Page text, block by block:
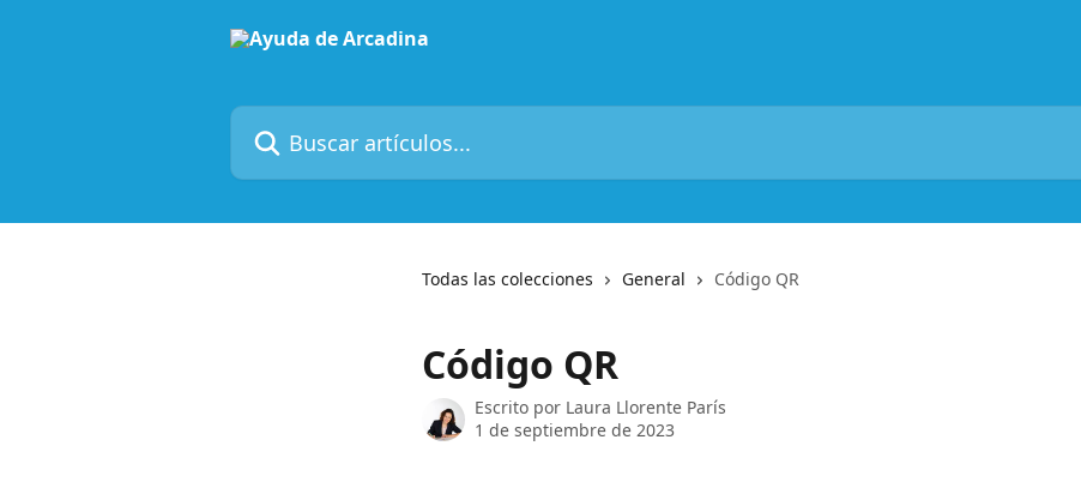
Buscar artículos...
Todas las colecciones General Código QR
Código QR
Escrito por Laura Llorente París
1 de septiembre de 2023